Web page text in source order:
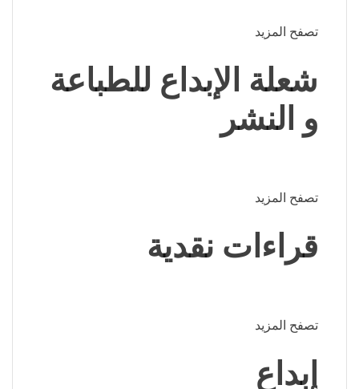
تصفح المزيد
شعلة الإبداع للطباعة
و النشر
تصفح المزيد
قراءات نقدية
تصفح المزيد
إبداع